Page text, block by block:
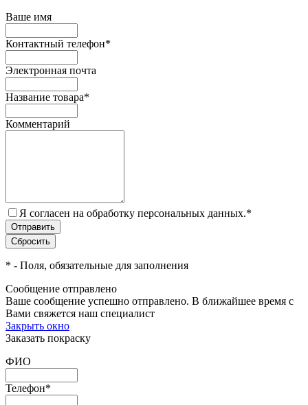
Ваше имя
Контактный телефон*
Электронная почта
Название товара*
Комментарий
Я согласен на обработку персональных данных.*
* - Поля, обязательные для заполнения
Сообщение отправлено
Ваше сообщение успешно отправлено. В ближайшее время с
Вами свяжется наш специалист
Закрыть окно
Заказать покраску
ФИО
Телефон*